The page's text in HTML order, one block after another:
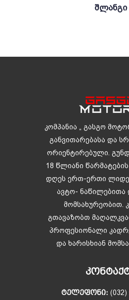
Შლანგი
კომპანია „ გასგო
განვითარებასა და
ორიენტირებული.
18 წლიანი
დღეს ერთ-ერთი
ავტო- ნაწილებითა
მომსახურეობით.
გთავაზობთ
პროფესიონალი
და ხარისხიან
ᲢᲔᲚᲔᲤᲝᲜᲘ: (032)